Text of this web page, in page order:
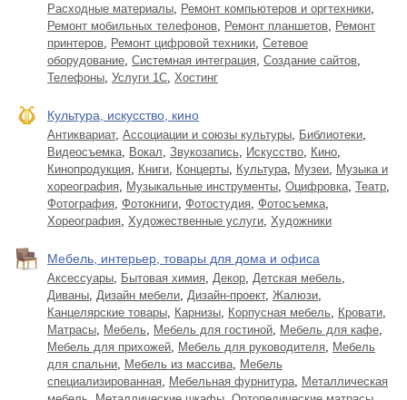
Расходные материалы, Ремонт компьютеров и оргтехники,
Ремонт мобильных телефонов, Ремонт планшетов, Ремонт
принтеров, Ремонт цифровой техники, Сетевое
оборудование, Системная интеграция, Создание сайтов,
Телефоны, Услуги 1С, Хостинг
Культура, искусство, кино
Антиквариат, Ассоциации и союзы культуры, Библиотеки,
Видеосъемка, Вокал, Звукозапись, Искусство, Кино,
Кинопродукция, Книги, Концерты, Культура, Музеи, Музыка и
хореография, Музыкальные инструменты, Оцифровка, Театр,
Фотография, Фотокниги, Фотостудия, Фотосъемка,
Хореография, Художественные услуги, Художники
Мебель, интерьер, товары для дома и офиса
Аксессуары, Бытовая химия, Декор, Детская мебель,
Диваны, Дизайн мебели, Дизайн-проект, Жалюзи,
Канцелярские товары, Карнизы, Корпусная мебель, Кровати,
Матрасы, Мебель, Мебель для гостиной, Мебель для кафе,
Мебель для прихожей, Мебель для руководителя, Мебель
для спальни, Мебель из массива, Мебель
специализированная, Мебельная фурнитура, Металлическая